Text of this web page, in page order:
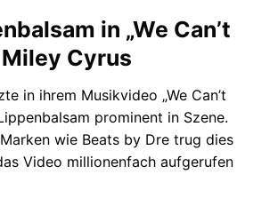
in „We Can’t
Cyrus
in ihrem Musikvideo „We Can’t
prominent in Szene.
wie Beats by Dre trug dies
Video millionenfach aufgerufen